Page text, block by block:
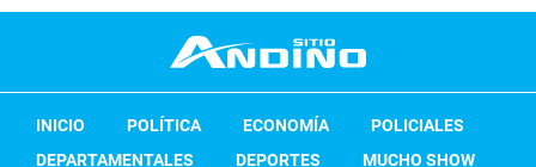
INICIO POLÍTICA ECONOMÍA
POLICIALES
DEPARTAMENTALES
DEPORTES
MUCHO SHOW